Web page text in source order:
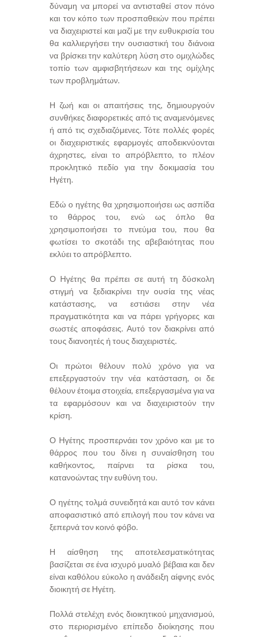
δύναμη να μπορεί να αντισταθεί στον πόνο
και τον κόπο των προσπαθειών που πρέπει
να διαχειριστεί και μαζί με την ευθυκρισία του
θα καλλιεργήσει την ουσιαστική του διάνοια
να βρίσκει την καλύτερη λύση στο ομιχλώδες
τοπίο των αμφισβητήσεων και της ομίχλης
των προβλημάτων.
Η ζωή και οι απαιτήσεις της, δημιουργούν
συνθήκες διαφορετικές από τις αναμενόμενες
ή από τις σχεδιαζόμενες. Τότε πολλές φορές
οι διαχειριστικές εφαρμογές αποδεικνύονται
άχρηστες, είναι το απρόβλεπτο, το πλέον
προκλητικό πεδίο για την δοκιμασία του
Ηγέτη.
Εδώ ο ηγέτης θα χρησιμοποιήσει ως ασπίδα
το θάρρος του, ενώ ως όπλο θα
χρησιμοποιήσει το πνεύμα του, που θα
φωτίσει το σκοτάδι της αβεβαιότητας που
εκλύει το απρόβλεπτο.
Ο Ηγέτης θα πρέπει σε αυτή τη δύσκολη
στιγμή να ξεδιακρίνει την ουσία της νέας
κατάστασης, να εστιάσει στην νέα
πραγματικότητα και να πάρει γρήγορες και
σωστές αποφάσεις. Αυτό τον διακρίνει από
τους διανοητές ή τους διαχειριστές.
Οι πρώτοι θέλουν πολύ χρόνο για να
επεξεργαστούν την νέα κατάσταση, οι δε
θέλουν έτοιμα στοιχεία, επεξεργασμένα για να
τα εφαρμόσουν και να διαχειριστούν την
κρίση.
Ο Ηγέτης προσπερνάει τον χρόνο και με το
θάρρος που του δίνει η συναίσθηση του
καθήκοντος, παίρνει τα ρίσκα του,
κατανοώντας την ευθύνη του.
Ο ηγέτης τολμά συνειδητά και αυτό τον κάνει
αποφασιστικό από επιλογή που τον κάνει να
ξεπερνά τον κοινό φόβο.
Η αίσθηση της αποτελεσματικότητας
βασίζεται σε ένα ισχυρό μυαλό βέβαια και δεν
είναι καθόλου εύκολο η ανάδειξη αίφνης ενός
διοικητή σε Ηγέτη.
Πολλά στελέχη ενός διοικητικού μηχανισμού,
στο περιορισμένο επίπεδο διοίκησης που